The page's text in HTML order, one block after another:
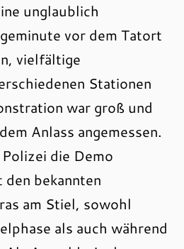
unglaublich
vor dem Tatort
vielfältige
Stationen
war groß und
Anlass angemessen.
die Demo
bekannten
am Stiel, sowohl
als auch während